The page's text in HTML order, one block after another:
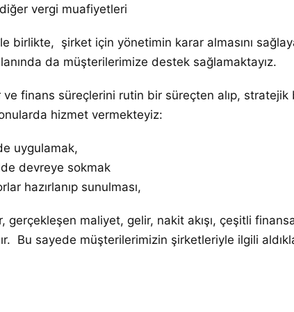
vergi muafiyetleri
birlikte, şirket için yönetimin karar almasını
da müşterilerimize destek sağlamaktayız.
finans süreçlerini rutin bir süreçten alıp,
hizmet vermekteyiz:
uygulamak,
devreye sokmak
hazırlanıp sunulması,
gerçekleşen maliyet, gelir, nakit akışı, çeşitli
Bu sayede müşterilerimizin şirketleriyle ilgili